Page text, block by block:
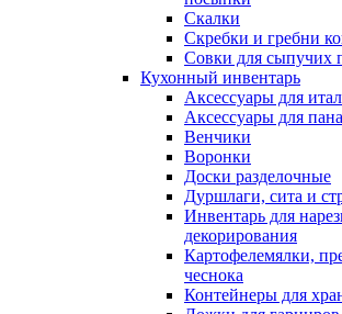
Скалки
Скребки и гребни
Совки для сыпучих
Кухонный инвентарь
Аксессуары для
Аксессуары для
Венчики
Воронки
Доски разделочные
Дуршлаги, сита и
Инвентарь для
декорирования
Картофелемялки,
чеснока
Контейнеры для